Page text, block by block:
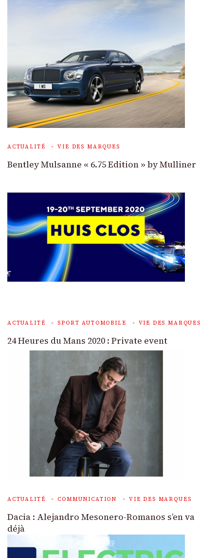
ACTUALITÉ VIE DES MARQUES
Bentley Mulsanne « 6.75 Edition » by Mulliner
ACTUALITÉ SPORT AUTOMOBILE VIE DES MARQUES
24 Heures du Mans 2020 : Private event
ACTUALITÉ COMMUNICATION VIE DES MARQUES
Dacia : Alejandro Mesonero-Romanos s’en va
déjà